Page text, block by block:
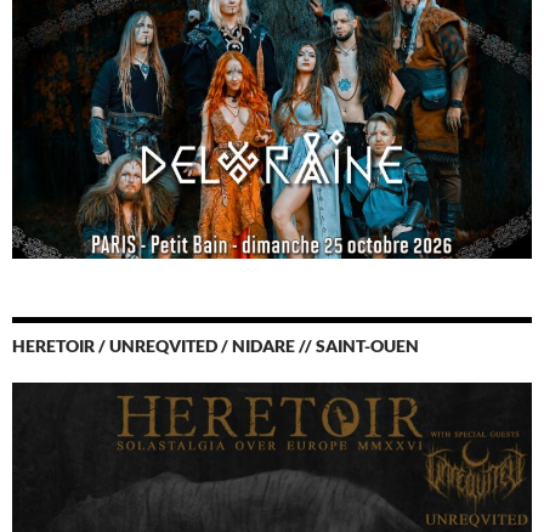
HERETOIR / UNREQVITED / NIDARE // SAINT-OUEN